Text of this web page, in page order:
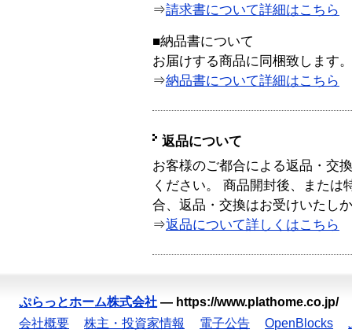
⇒請求書について詳細はこちら
■納品書について
お届けする商品に同梱致します。
⇒納品書について詳細はこちら
返品について
お客様のご都合による返品・交
ください。 商品開封後、または
合、返品・交換はお受けいたし
⇒返品について詳しくはこちら
ぷらっとホーム株式会社 — https://www.plathome.co.jp/
会社概要
株主・投資家情報 電子公告 OpenBlocks